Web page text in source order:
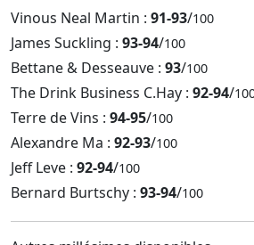
Vinous Neal Martin : 91-93/100
James Suckling : 93-94/100
Bettane & Desseauve : 93/100
The Drink Business C.Hay : 92-94/
Terre de Vins : 94-95/100
Alexandre Ma : 92-93/100
Jeff Leve : 92-94/100
Bernard Burtschy : 93-94/100